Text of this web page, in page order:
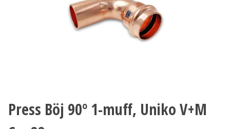
Press Böj 90º 1-muff, Uniko V+M